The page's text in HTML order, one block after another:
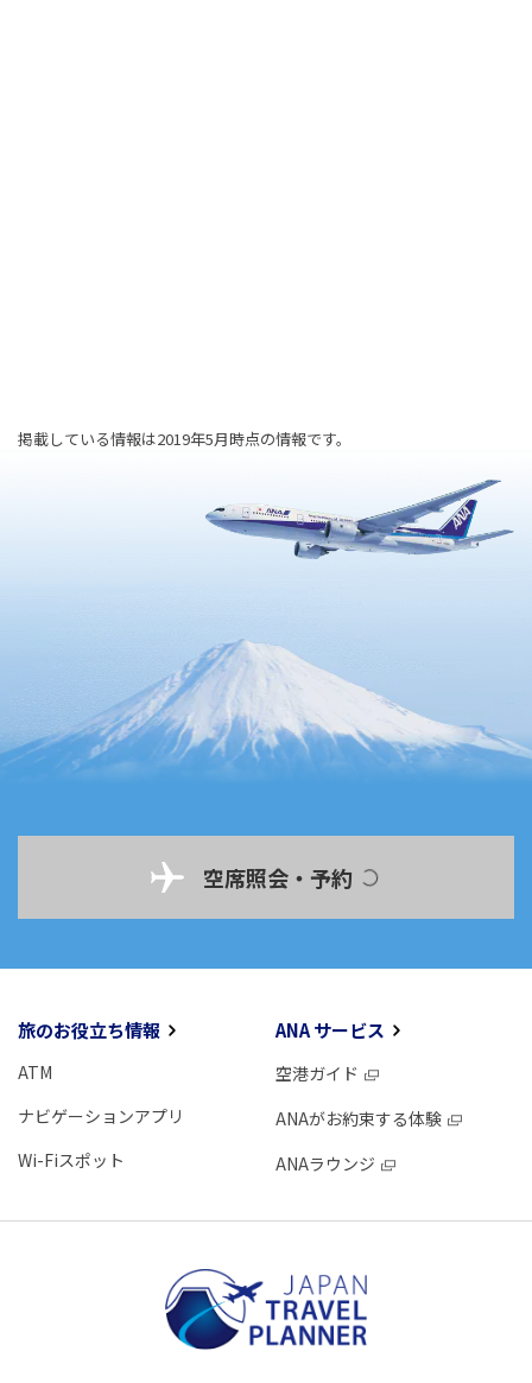
掲載している情報は2019年5月時点の情報です。
空席照会・予約
旅のお役立ち情報
ATM
ナビゲーションアプリ
Wi-Fiスポット
ANA サービス
空港ガイド
ANAがお約束する体験
ANAラウンジ